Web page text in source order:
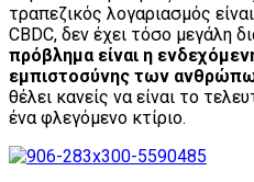
τραπεζικός λογαριασμός
CBDC, δεν έχει τόσο μεγάλη
πρόβλημα είναι η
εμπιστοσύνης των
θέλει κανείς να είναι το
ένα φλεγόμενο κτίριο.